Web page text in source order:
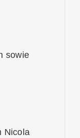
sowie
Nicola